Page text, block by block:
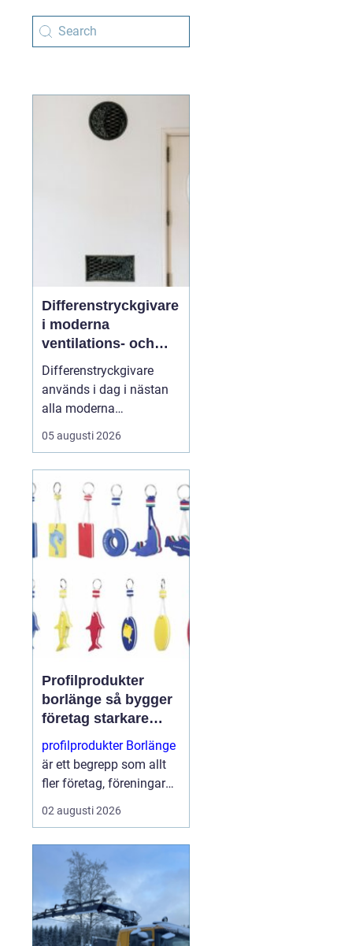
Differenstryckgivare
i moderna
ventilations- och
styrsystem
Differenstryckgivare
används i dag i nästan
alla moderna
ventilations- och
klimatsystem för att
stabilt tryck och
energieffektiv drift. För
många fastighetsägare
och drifttekniker ha...
05 augusti 2026
Profilprodukter
borlänge så bygger
företag starkare
varumärke i
vardagen
profilprodukter Borlänge
är ett begrepp som allt
fler företag, föreningar
och offentliga
verksamheter har fått
konkurrensen ökar blir
varje möte med kunden
viktigt...
02 augusti 2026